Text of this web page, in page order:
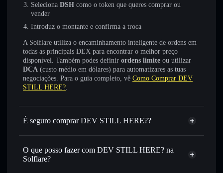
Seleciona DSH como o token que queres comprar ou
vender
Introduz o montante e confirma a troca
A Solflare utiliza o encaminhamento inteligente de ordens em
todas as principais DEX para encontrar o melhor preço
disponível. Também podes definir ordens limite ou utilizar
DCA (custo médio em dólares) para automatizares as tuas
negociações. Para o guia completo, vê Como Comprar DEV
STILL HERE?.
É seguro comprar DEV STILL HERE??
DEV STILL HERE? não está verificado
O que posso fazer com DEV STILL HERE? na
Solflare?